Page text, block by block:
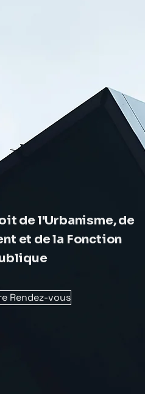
de l'Urbanisme, de
et de la Fonction
Rendez-vous